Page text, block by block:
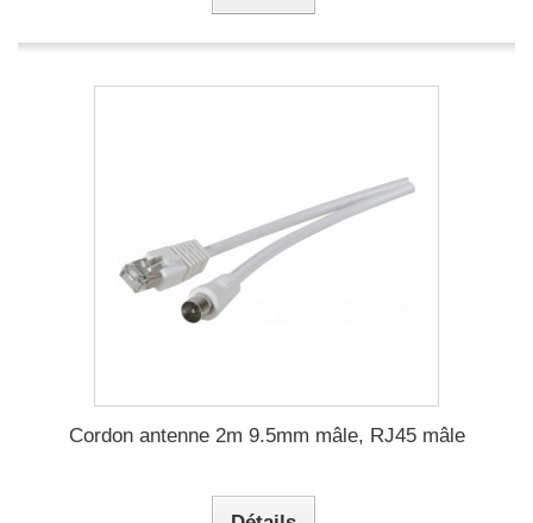
Cordon antenne 2m 9.5mm mâle, RJ45 mâle